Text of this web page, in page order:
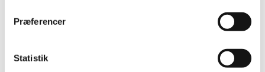
Præferencer
Statistik